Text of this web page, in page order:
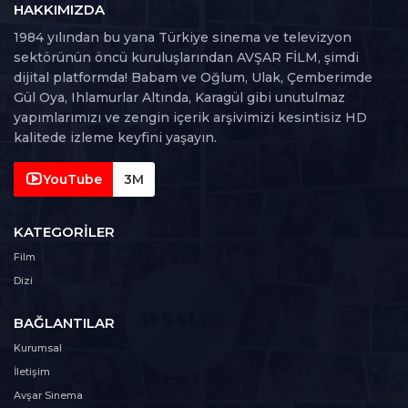
HAKKIMIZDA
1984 yılından bu yana Türkiye sinema ve televizyon
sektörünün öncü kuruluşlarından AVŞAR FİLM, şimdi
dijital platformda! Babam ve Oğlum, Ulak, Çemberimde
Gül Oya, Ihlamurlar Altında, Karagül gibi unutulmaz
yapımlarımızı ve zengin içerik arşivimizi kesintisiz HD
kalitede izleme keyfini yaşayın.
YouTube 3M
KATEGORILER
Film
Dizi
BAĞLANTILAR
Kurumsal
İletişim
Avşar Sinema